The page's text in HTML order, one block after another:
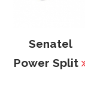
Senatel
Power Split